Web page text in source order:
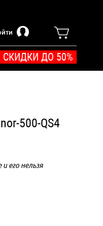
СКИДКИ ДО 50%
500-QS4
его нельзя